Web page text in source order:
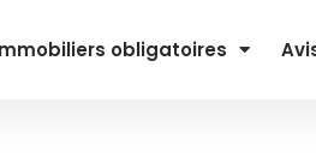
obligatoires